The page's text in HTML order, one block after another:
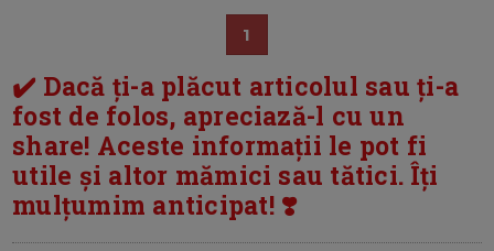
1
✔️ Dacă ți-a plăcut articolul sau ți-a
fost de folos, apreciază-l cu un
share! Aceste informații le pot fi
utile și altor mămici sau tătici. Îți
mulțumim anticipat! ❣️